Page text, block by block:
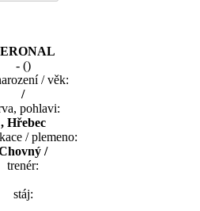
-()
/ věk:
/
pohlavi:
, Hřebec
/ plemeno:
/
trenér:
stáj: